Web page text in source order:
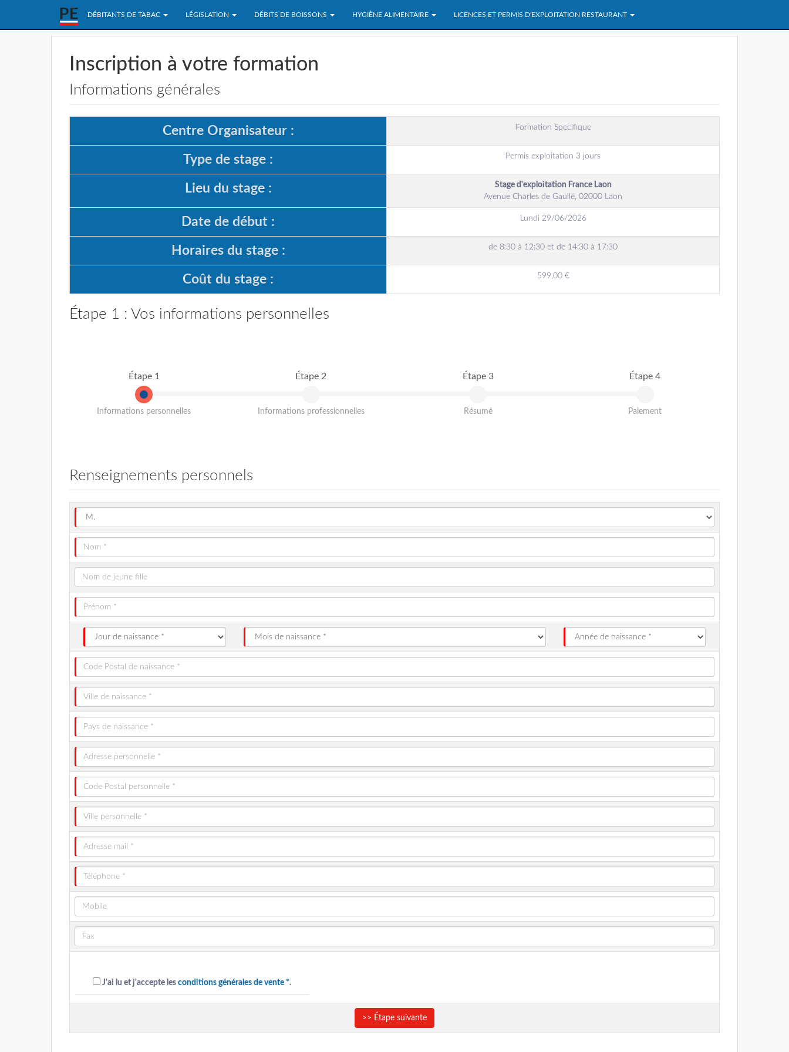
DÉBITANTS DE TABAC LÉGISLATION DÉBITS DE BOISSONS HYGIÈNE ALIMENTAIRE LICENCES ET PERMIS D'EXPLOITATION RESTAURANT
Inscription à votre formation
Informations générales
Centre Organisateur : Formation Specifique
Type de stage : Permis exploitation 3 jours
Lieu du stage :
Stage d'exploitation France Laon
Avenue Charles de Gaulle, 02000 Laon
Date de début : Lundi 29/06/2026
Horaires du stage : de 8:30 à 12:30 et de 14:30 à 17:30
Coût du stage : 599,00 €
Étape 1 : Vos informations personnelles
Étape 1
Informations personnelles
Étape 2
Informations professionnelles
Étape 3
Résumé
Étape 4
Paiement
Renseignements personnels
J'ai lu et j'accepte les conditions générales de vente *.
>> Étape suivante